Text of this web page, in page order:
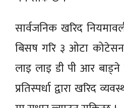
सार्वजनिक खरिद
बिसष गरि ३ ओटा
लाइ लाइ डी पी आर बाड्ने
प्रतिस्पर्धा द्वारा खरिद